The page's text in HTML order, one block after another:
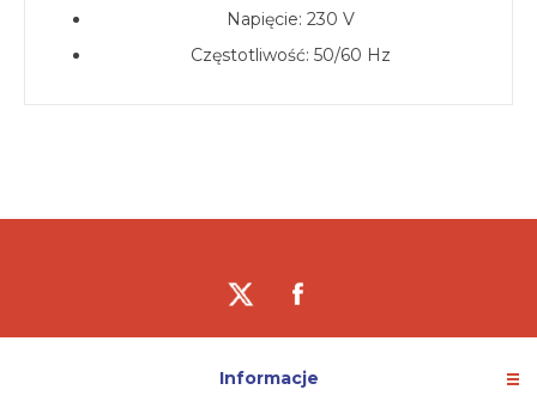
Napięcie: 230 V
Częstotliwość: 50/60 Hz
Informacje